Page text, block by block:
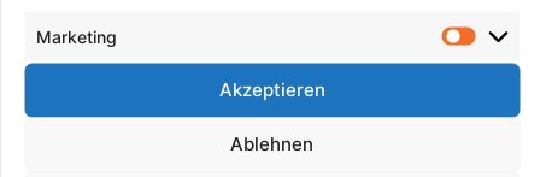
Marketing
Akzeptieren
Ablehnen
1. Planung und Dokumentation
Eine sorgfältige Planung der Wiederholungsprüfungen
ist entscheidend. Legen Sie fest, welche Anlagen geprüft
werden müssen und in welchen Zeitabständen die